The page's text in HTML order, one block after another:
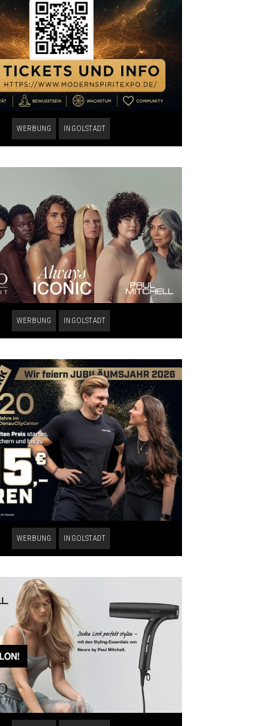
WERBUNG INGOLSTADT
WERBUNG INGOLSTADT
WERBUNG INGOLSTADT